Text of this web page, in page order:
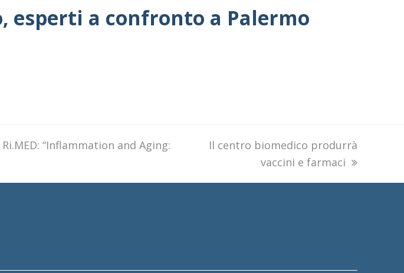
esperti a confronto a Palermo
“Inflammation and Aging:
next
Il centro biomedico produrrà
vaccini e farmaci